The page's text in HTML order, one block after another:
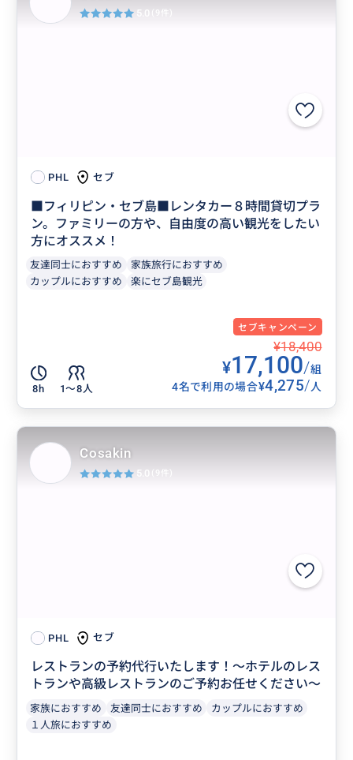
PHL セブ
■フィリピン・セブ島■レンタカー８時間貸切プラ
ン。ファミリーの方や、自由度の高い観光をしたい
方にオススメ！
友達同士におすすめ
家族旅行におすすめ
カップルにおすすめ
楽にセブ島観光
セブキャンペーン
8h 1〜8人
¥18,400
¥17,100/組
4名で利用の場合¥4,275/人
5.0 (9件)
PHL セブ
レストランの予約代行いたします！～ホテルのレス
トランや高級レストランのご予約お任せください～
家族におすすめ 友達同士におすすめ
カップルにおすすめ
１人旅におすすめ
Cosakin
5.0 (9件)